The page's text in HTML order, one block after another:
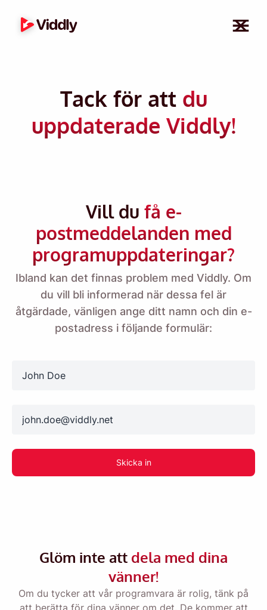
Tack för att du
uppdaterade Viddly!
Vill du få e-
postmeddelanden med
programuppdateringar?
Ibland kan det finnas problem med Viddly. Om
du vill bli informerad när dessa fel är
åtgärdade, vänligen ange ditt namn och din e-
postadress i följande formulär:
Skicka in
Glöm inte att dela med dina
vänner!
Om du tycker att vår programvara är rolig, tänk på
Skicka en påminnelse till dig själv om att ladda
ner Viddly när du är tillbaka på MacOS eller
Windows PC.